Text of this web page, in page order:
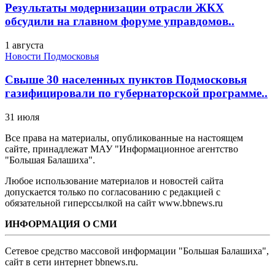
Результаты модернизации отрасли ЖКХ
обсудили на главном форуме управдомов..
1 августа
Новости Подмосковья
Свыше 30 населенных пунктов Подмосковья
газифицировали по губернаторской программе..
31 июля
Все права на материалы, опубликованные на настоящем
сайте, принадлежат МАУ "Информационное агентство
"Большая Балашиха".
Любое использование материалов и новостей сайта
допускается только по согласованию с редакцией с
обязательной гиперссылкой на сайт www.bbnews.ru
ИНФОРМАЦИЯ О СМИ
Сетевое средство массовой информации "Большая Балашиха",
сайт в сети интернет bbnews.ru.